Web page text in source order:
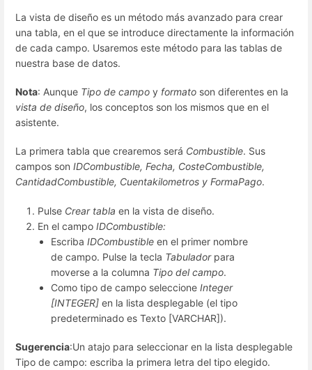
La vista de diseño es un método más avanzado para crear
una tabla, en el que se introduce directamente la información
de cada campo. Usaremos este método para las tablas de
nuestra base de datos.
Nota: Aunque Tipo de campo y formato son diferentes en la
vista de diseño, los conceptos son los mismos que en el
asistente.
La primera tabla que crearemos será Combustible. Sus
campos son IDCombustible, Fecha, CosteCombustible,
CantidadCombustible, Cuentakilometros y FormaPago.
Pulse Crear tabla en la vista de diseño.
En el campo IDCombustible:
EscribaIDCombustible en el primer nombre
de campo. Pulse la tecla Tabuladorpara
moverse a la columna Tipo del campo.
Como tipo de campo seleccioneInteger
[INTEGER] en la lista desplegable (el tipo
predeterminado es Texto [VARCHAR]).
Sugerencia:Un atajo para seleccionar en la lista desplegable
Tipo de campo: escriba la primera letra del tipo elegido.